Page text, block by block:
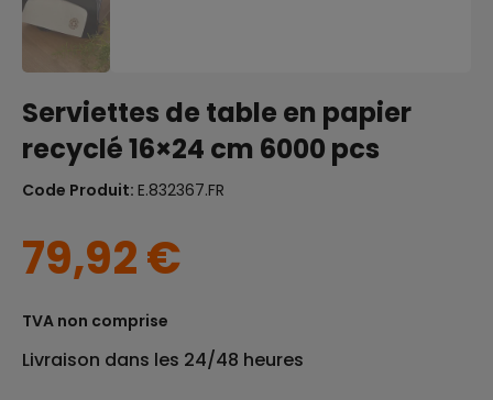
Serviettes de table en papier
recyclé 16×24 cm 6000 pcs
Code Produit: E.832367.FR
79,92€
TVA non comprise
Livraison dans les 24/48 heures